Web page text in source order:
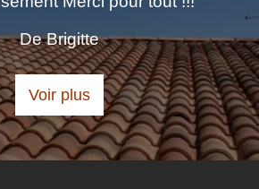
De Brigitte
Voir plus